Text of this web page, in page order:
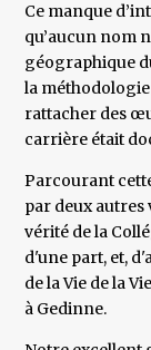
Ce manque
qu’aucun nom
géographique
la méthodologie
rattacher des
carrière était
Parcourant
par deux autres
vérité de la
d'une part, et,
de la Vie de la
à Gedinne.